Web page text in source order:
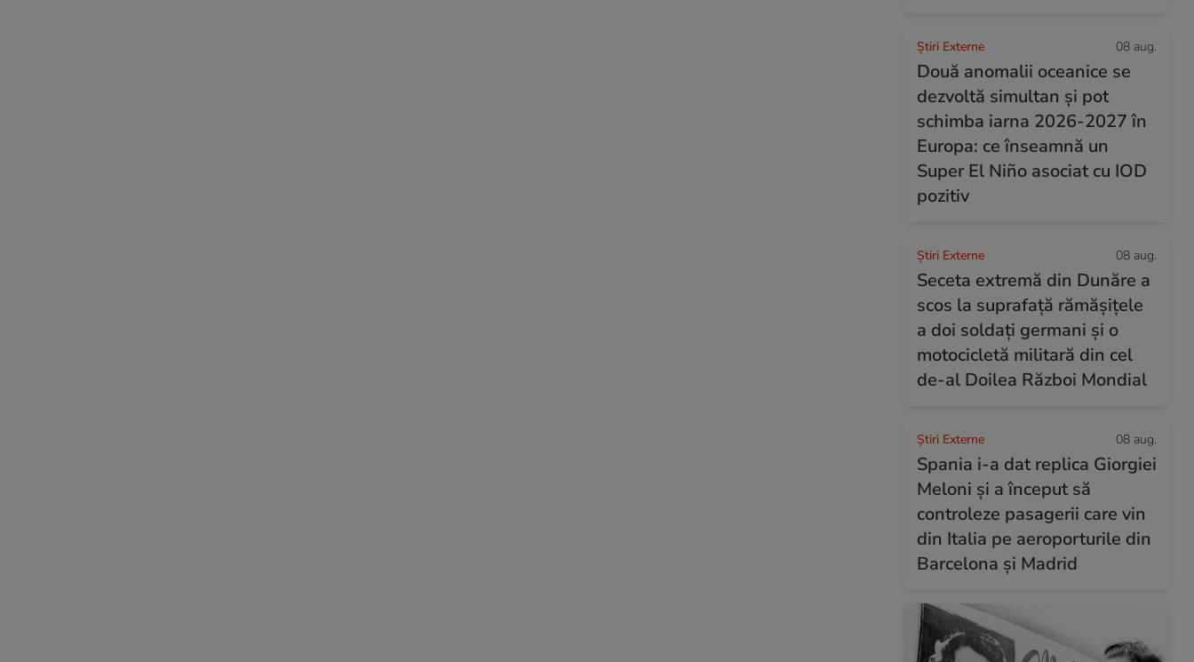
Știri Externe 08 aug.
Două anomalii oceanice se
dezvoltă simultan și pot
schimba iarna 2026-2027 în
Europa: ce înseamnă un
Super El Niño asociat cu IOD
pozitiv
Știri Externe 08 aug.
Seceta extremă din Dunăre a
scos la suprafață rămășițele
a doi soldați germani și o
motocicletă militară din cel
de-al Doilea Război Mondial
Știri Externe 08 aug.
Spania i-a dat replica Giorgiei
Meloni și a început să
controleze pasagerii care vin
din Italia pe aeroporturile din
Barcelona și Madrid